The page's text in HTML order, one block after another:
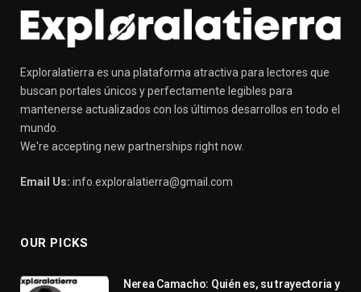
Exploralatierra es una plataforma atractiva para lectores que
buscan portales únicos y perfectamente legibles para
mantenerse actualizados con los últimos desarrollos en todo el
mundo.
We're accepting new partnerships right now.
Email Us: info.exploralatierra@gmail.com
OUR PICKS
Nerea Camacho: Quién es, su trayectoria y